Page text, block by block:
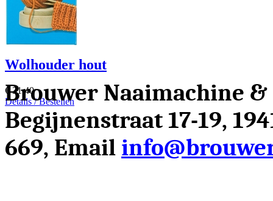
Wolhouder hout
€ 31.40
Details / Bestellen
Brouwer Naaimachine
Begijnenstraat 17-19,
669, Email